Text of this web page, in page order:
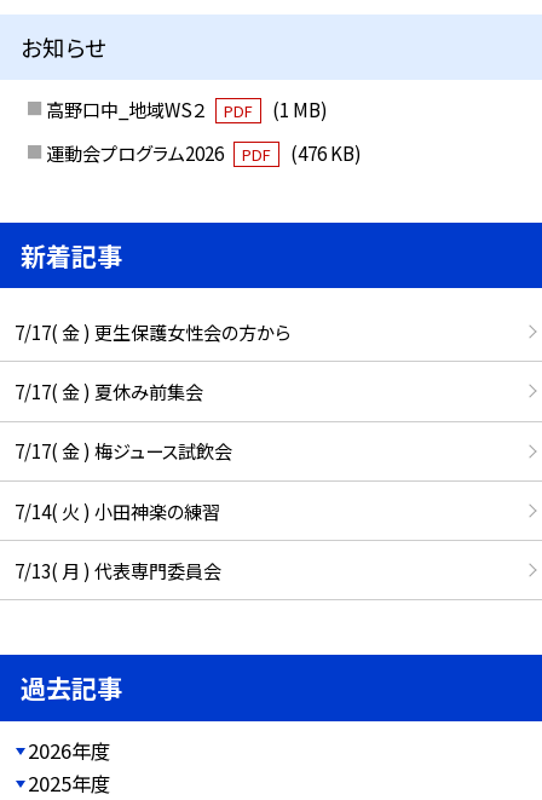
お知らせ
高野口中_地域WS２ PDF
(1 MB)
運動会プログラム2026
PDF (476 KB)
新着記事
7/17( 金 ) 更生保護女性会の方から
7/17( 金 ) 夏休み前集会
7/17( 金 ) 梅ジュース試飲会
7/14( 火 ) 小田神楽の練習
7/13( 月 ) 代表専門委員会
過去記事
2026年度
2025年度